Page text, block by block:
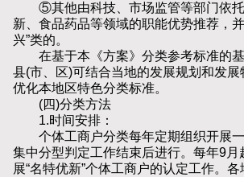
⑤其他由科技、市场监管等部门依托
新、食品药品等领域的职能优势推荐，
兴”类的。
在基于本《方案》分类参考标准的基
县(市、区)可结合当地的发展规划和发
优化本地区特色分类标准。
(四)分类方法
1.时间安排：
个体工商户分类每年定期组织开展一
集中分型判定工作结束后进行。每年9月
展“名特优新”个体工商户的认定工作。各